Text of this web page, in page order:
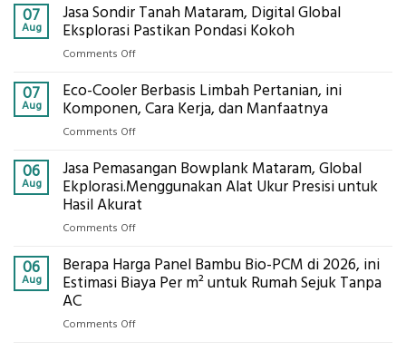
07
Aug
Jasa Sondir Tanah Mataram, Digital Global
Eksplorasi Pastikan Pondasi Kokoh
Comments Offon
Sondir
Tanah
Eksplorasi
Pastikan
Pondasi
Kokoh
07
Aug
Eco-Cooler Berbasis Limbah Pertanian, ini
Komponen, Cara Kerja, dan Manfaatnya
Comments Offon
Cooler
Berbasis
Limbah
Cara
Kerja,
Manfaatnya
06
Aug
Jasa Pemasangan Bowplank Mataram, Global
Ekplorasi.Menggunakan Alat Ukur Presisi untuk
Hasil Akurat
Comments Offon
Pemasangan
Bowplank
06
Aug
Berapa Harga Panel Bambu Bio-PCM di 2026, ini
Estimasi Biaya Per m² untuk Rumah Sejuk Tanpa
AC
Comments Offon